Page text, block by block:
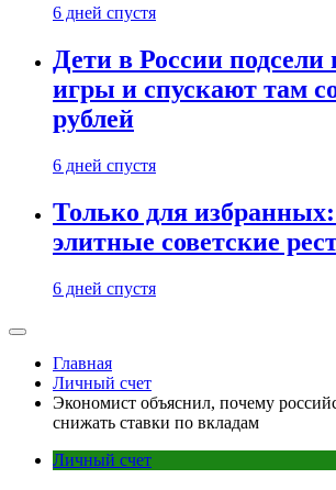
6 дней спустя
Дети в России подсели
игры и спускают там
рублей
6 дней спустя
Только для
элитные советские
6 дней спустя
Главная
Личный счет
Экономист объяснил, почему
снижать ставки по вкладам
Личный счет